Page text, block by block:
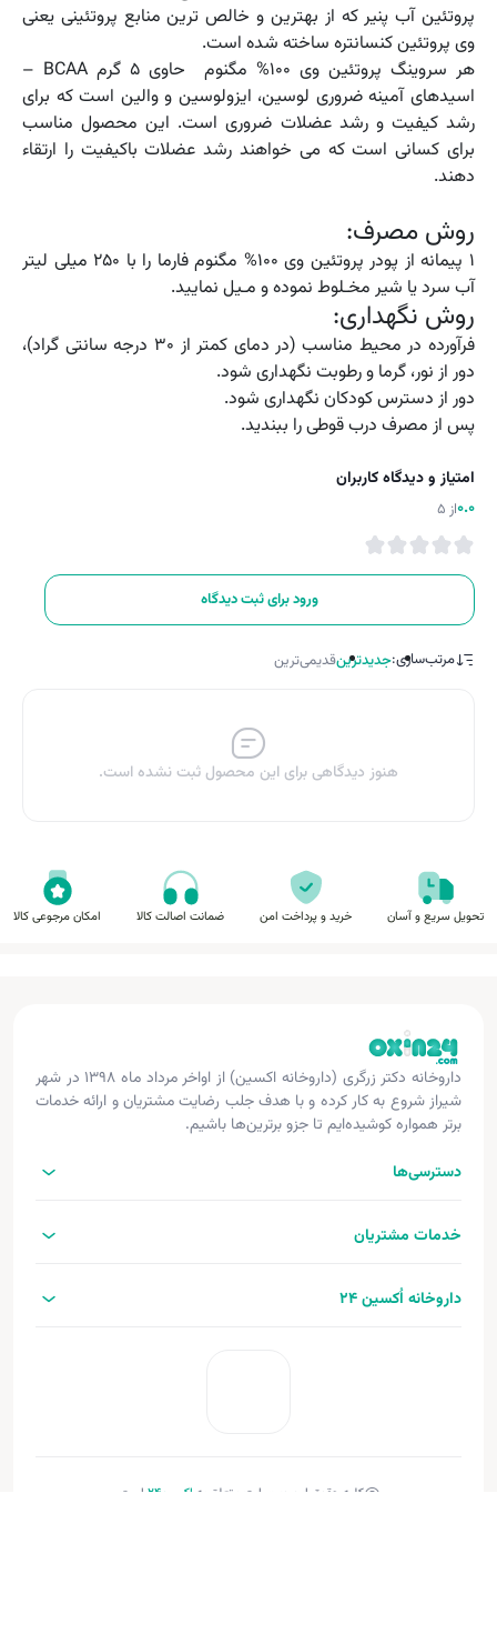
پروتئین آب پنیر که از بهترین و خالص ترین منابع پروتئینی یعنی
وی پروتئین کنسانتره ساخته شده است.
هر سروینگ پروتئین وی 100% مگنوم حاوی 5 گرم BCAA –
اسیدهای آمینه ضروری لوسین، ایزولوسین و والین است که برای
رشد کیفیت و رشد عضلات ضروری است. این محصول مناسب
برای کسانی است که می خواهند رشد عضلات باکیفیت را ارتقاء
دهند.
روش مصرف:
1 پیمانه از پودر پروتئین وی 100% مگنوم فارما را با ۲۵۰ میلی لیتر
آب سرد یا شیر مخـلوط نموده و مـیل نمایید.
روش نگهداری:
فرآورده در محیط مناسب (در دمای کمتر از 30 درجه سانتی گراد)،
دور از نور، گرما و رطوبت نگهداری شود.
دور از دسترس کودکان نگهداری شود.
پس از مصرف درب قوطی را ببندید.
امتیاز و دیدگاه کاربران
0.0از 5
ورود برای ثبت دیدگاه
مرتب‌سازی:جدیدترینقدیمی‌ترین
هنوز دیدگاهی برای این محصول ثبت نشده است.
تحویل سریع و آسان خرید و پرداخت امن ضمانت اصالت کالا امکان مرجوعی کالا
داروخانه دکتر زرگری (داروخانه اکسین) از اواخر مرداد ماه ۱۳۹۸ در شهر
شیراز شروع به کار کرده و با هدف جلب رضایت مشتریان و ارائه خدمات
برتر همواره کوشیده‌ایم تا جزو برترین‌ها باشیم.
دسترسی‌ها
خدمات مشتریان
داروخانه اُکسین 24
کلیه حقوق این وب‌سایت متعلق به اکسین‌24
است.